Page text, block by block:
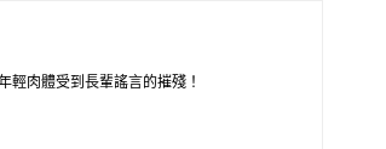
輕肉體受到長輩謠言的摧殘！